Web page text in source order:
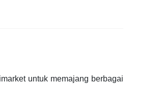
untuk memajang berbagai